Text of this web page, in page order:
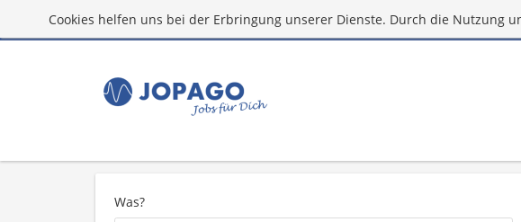
Cookies helfen uns bei der Erbringung unserer Dienste. Durch die Nutzung
Was?